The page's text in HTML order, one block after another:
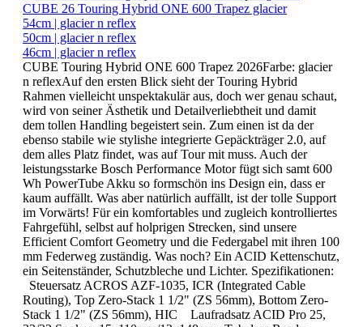
CUBE 26 Touring Hybrid ONE 600 Trapez glacier
54cm | glacier n reflex
50cm | glacier n reflex
46cm | glacier n reflex
CUBE Touring Hybrid ONE 600 Trapez 2026Farbe: glacier
n reflexAuf den ersten Blick sieht der Touring Hybrid
Rahmen vielleicht unspektakulär aus, doch wer genau schaut,
wird von seiner Ästhetik und Detailverliebtheit und damit
dem tollen Handling begeistert sein. Zum einen ist da der
ebenso stabile wie stylishe integrierte Gepäckträger 2.0, auf
dem alles Platz findet, was auf Tour mit muss. Auch der
leistungsstarke Bosch Performance Motor fügt sich samt 600
Wh PowerTube Akku so formschön ins Design ein, dass er
kaum auffällt. Was aber natürlich auffällt, ist der tolle Support
im Vorwärts! Für ein komfortables und zugleich kontrolliertes
Fahrgefühl, selbst auf holprigen Strecken, sind unsere
Efficient Comfort Geometry und die Federgabel mit ihren 100
mm Federweg zuständig. Was noch? Ein ACID Kettenschutz,
ein Seitenständer, Schutzbleche und Lichter. Spezifikationen:
Steuersatz ACROS AZF-1035, ICR (Integrated Cable
Routing), Top Zero-Stack 1 1/2" (ZS 56mm), Bottom Zero-
Stack 1 1/2" (ZS 56mm), HIC Laufradsatz ACID Pro 25,